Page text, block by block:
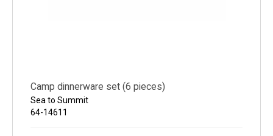
Camp dinnerware set (6 pieces)
Sea to Summit
64-14611